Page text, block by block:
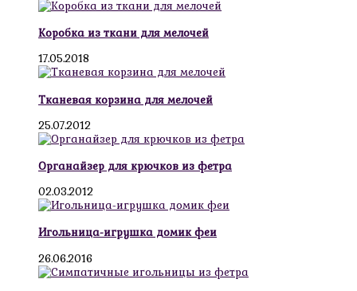
Коробка из ткани для мелочей
17.05.2018
Тканевая корзина для мелочей
25.07.2012
Органайзер для крючков из фетра
02.03.2012
Игольница-игрушка домик феи
26.06.2016